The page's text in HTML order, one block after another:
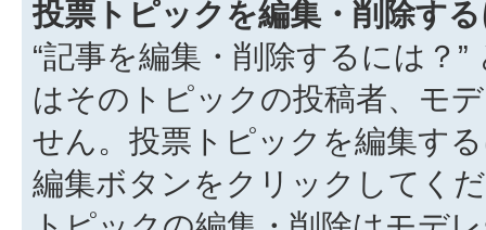
投票トピックを編集・削除す
“記事を編集・削除するには？
はそのトピックの投稿者、モ
せん。投票トピックを編集す
編集ボタンをクリックしてく